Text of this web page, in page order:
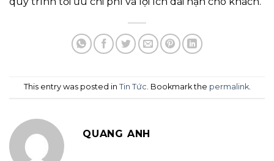
This entry was posted in Tin Tức. Bookmark the permalink.
QUANG ANH